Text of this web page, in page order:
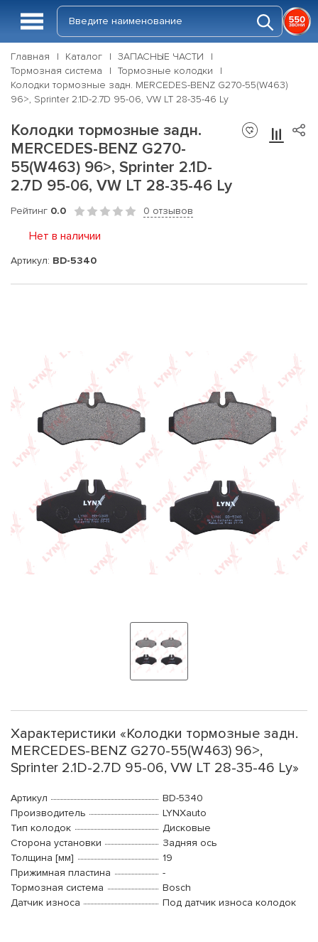
Главная Каталог
ЗАПАСНЫЕ ЧАСТИ
Тормозная система
Тормозные колодки
Колодки тормозные задн. MERCEDES-BENZ G270-55(W463)
96>, Sprinter 2.1D-2.7D 95-06, VW LT 28-35-46 Ly
Колодки тормозные задн.
MERCEDES-BENZ G270-
55(W463) 96>, Sprinter 2.1D-
2.7D 95-06, VW LT 28-35-46 Ly
Рейтинг 0.0 0 отзывов
Нет в наличии
Артикул: BD-5340
Характеристики «Колодки тормозные задн.
MERCEDES-BENZ G270-55(W463) 96>,
Sprinter 2.1D-2.7D 95-06, VW LT 28-35-46 Ly»
Артикул
BD-5340
Производитель
LYNXauto
Тип колодок
Дисковые
Сторона установки
Задняя ось
Толщина [мм]
19
Прижимная пластина
-
Тормозная система
Bosch
Датчик износа
Под датчик износа колодок